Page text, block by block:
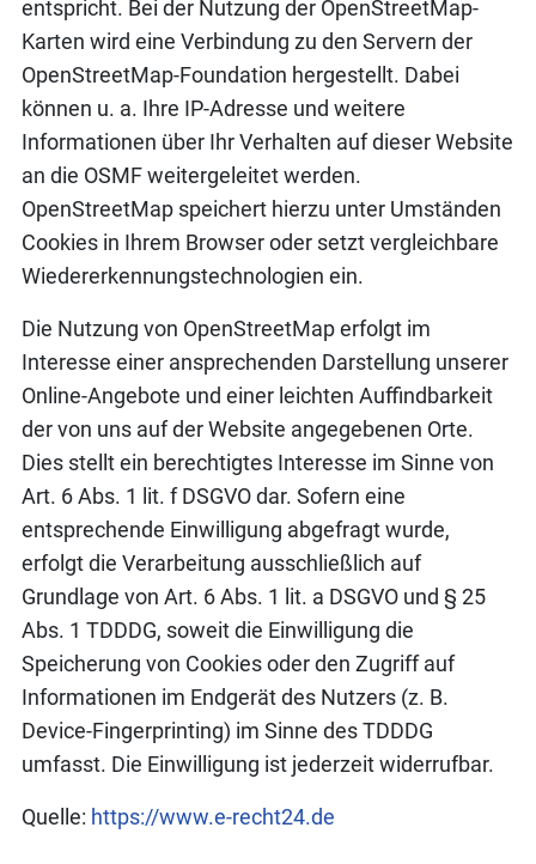
entspricht. Bei der Nutzung der OpenStreetMap-
Karten wird eine Verbindung zu den Servern der
OpenStreetMap-Foundation hergestellt. Dabei
können u. a. Ihre IP-Adresse und weitere
Informationen über Ihr Verhalten auf dieser Website
an die OSMF weitergeleitet werden.
OpenStreetMap speichert hierzu unter Umständen
Cookies in Ihrem Browser oder setzt vergleichbare
Wiedererkennungstechnologien ein.
Die Nutzung von OpenStreetMap erfolgt im
Interesse einer ansprechenden Darstellung unserer
Online-Angebote und einer leichten Auffindbarkeit
der von uns auf der Website angegebenen Orte.
Dies stellt ein berechtigtes Interesse im Sinne von
Art. 6 Abs. 1 lit. f DSGVO dar. Sofern eine
entsprechende Einwilligung abgefragt wurde,
erfolgt die Verarbeitung ausschließlich auf
Grundlage von Art. 6 Abs. 1 lit. a DSGVO und § 25
Abs. 1 TDDDG, soweit die Einwilligung die
Speicherung von Cookies oder den Zugriff auf
Informationen im Endgerät des Nutzers (z. B.
Device-Fingerprinting) im Sinne des TDDDG
umfasst. Die Einwilligung ist jederzeit widerrufbar.
Quelle: https://www.e-recht24.de